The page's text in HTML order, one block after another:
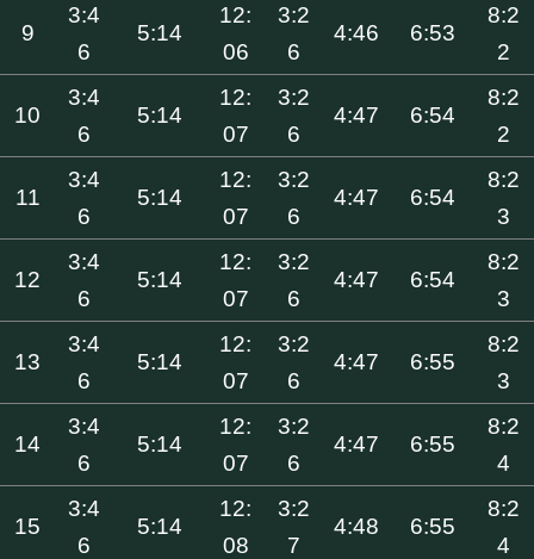
9
3:4
6
5:14
12:
06
3:2
6
4:46 6:53
8:2
2
10
3:4
6
5:14
12:
07
3:2
6
4:47 6:54
8:2
2
11
3:4
6
5:14
12:
07
3:2
6
4:47 6:54
8:2
3
12
3:4
6
5:14
12:
07
3:2
6
4:47 6:54
8:2
3
13
3:4
6
5:14
12:
07
3:2
6
4:47 6:55
8:2
3
14
3:4
6
5:14
12:
07
3:2
6
4:47 6:55
8:2
4
15
3:4
6
5:14
12:
08
3:2
7
4:48 6:55
8:2
4